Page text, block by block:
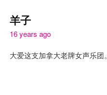
羊子
16 years ago
大爱这支加拿大老牌女声乐团。